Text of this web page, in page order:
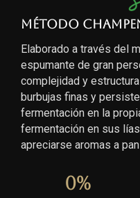
Método
Elaborado a través del
espumante de gran
complejidad y
burbujas finas y
fermentación en la
fermentación en sus
apreciarse aromas a
0%